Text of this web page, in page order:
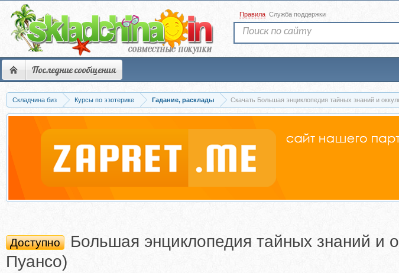
Последние сообщения
Правила Служба поддержки
Складчина биз Курсы по эзотерике Гадание, расклады Скачать Большая энциклопедия тайных знаний и
Доступно
Большая энциклопедия тайных знаний и
Пуансо)